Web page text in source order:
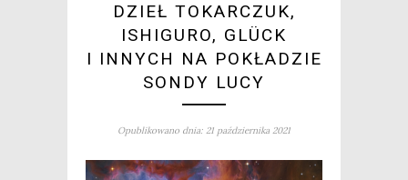
DZIEŁ TOKARCZUK,
ISHIGURO, GLÜCK
I INNYCH NA POKŁADZIE
SONDY LUCY
Opublikowano dnia: 21 października 2021